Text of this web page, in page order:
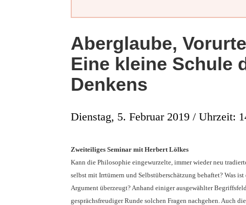
Aberglaube,
Eine kleine Schule
Denkens
Dienstag, 5. Februar 2019 / Uhrzeit:
Zweiteiliges Seminar mit Herbert Lölkes
Kann die Philosophie eingewurzelte, immer wieder neu
selbst mit Irrtümern und Selbstüberschätzung behaftet? Was
Argument überzeugt? Anhand einiger ausgewählter
gesprächsfreudiger Runde solchen Fragen nachgehen. Auch